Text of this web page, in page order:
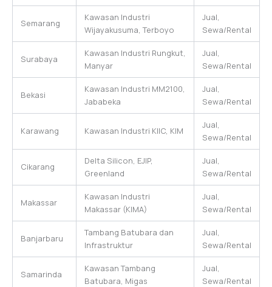
Semarang
Kawasan Industri
Wijayakusuma, Terboyo
Jual,
Sewa/Rental
Surabaya
Kawasan Industri Rungkut,
Manyar
Jual,
Sewa/Rental
Bekasi
Kawasan Industri MM2100,
Jababeka
Jual,
Sewa/Rental
Karawang Kawasan Industri KIIC, KIM
Jual,
Sewa/Rental
Cikarang
Delta Silicon, EJIP,
Greenland
Jual,
Sewa/Rental
Makassar
Kawasan Industri
Makassar (KIMA)
Jual,
Sewa/Rental
Banjarbaru
Tambang Batubara dan
Infrastruktur
Jual,
Sewa/Rental
Samarinda
Kawasan Tambang
Batubara, Migas
Jual,
Sewa/Rental